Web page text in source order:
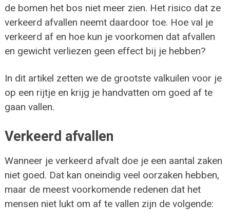
de bomen het bos niet meer zien. Het risico dat ze
verkeerd afvallen neemt daardoor toe. Hoe val je
verkeerd af en hoe kun je voorkomen dat afvallen
en gewicht verliezen geen effect bij je hebben?
In dit artikel zetten we de grootste valkuilen voor je
op een rijtje en krijg je handvatten om goed af te
gaan vallen.
Verkeerd afvallen
Wanneer je verkeerd afvalt doe je een aantal zaken
niet goed. Dat kan oneindig veel oorzaken hebben,
maar de meest voorkomende redenen dat het
mensen niet lukt om af te vallen zijn de volgende: